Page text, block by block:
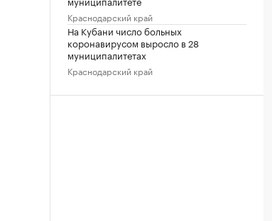
Краснодарский край
На Кубани число больных
коронавирусом выросло в 28
муниципалитетах
Краснодарский край